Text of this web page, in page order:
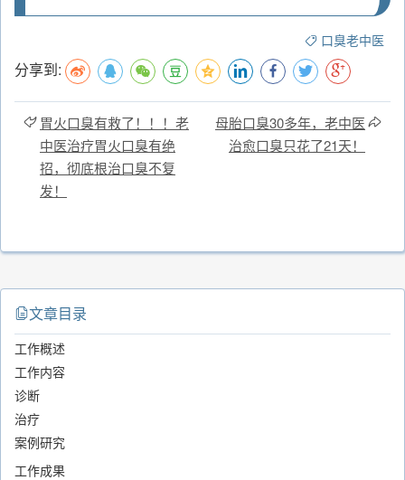
口臭老中医
分享到:
胃火口臭有救了！！！老
中医治疗胃火口臭有绝
招，彻底根治口臭不复
发！
母胎口臭30多年，老中医
治愈口臭只花了21天！
文章目录
工作概述
工作内容
诊断
治疗
案例研究
工作成果